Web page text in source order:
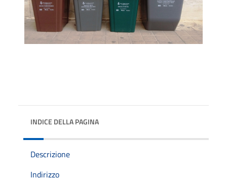
INDICE DELLA PAGINA
Descrizione
Indirizzo